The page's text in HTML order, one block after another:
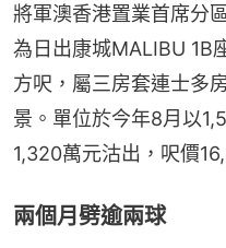
將軍澳香港置業首席分
為日出康城MALIBU 1B
方呎，屬三房套連士多
景。單位於今年8月以
1,320萬元沽出，呎價
兩個月劈逾兩球